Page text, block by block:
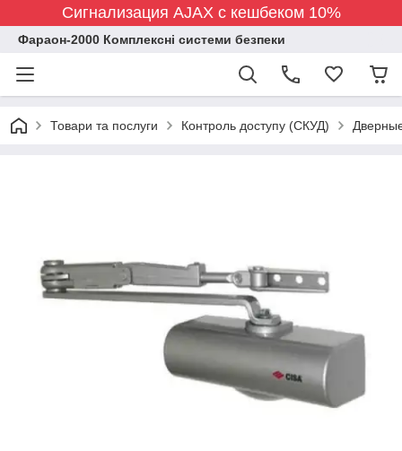
Сигнализация AJAX с кешбеком 10%
Фараон-2000 Комплексні системи безпеки
Товари та послуги Контроль доступу (СКУД)